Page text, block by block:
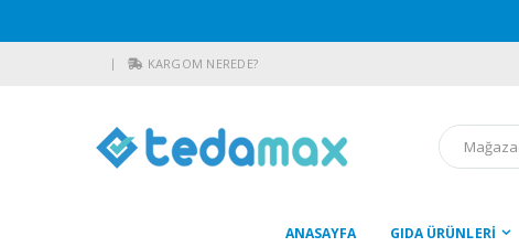
KARGOM NEREDE?
ANASAYFA GIDA ÜRÜNLERİ